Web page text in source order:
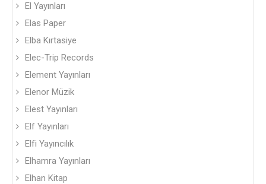
El Yayınları
Elas Paper
Elba Kırtasiye
Elec-Trip Records
Element Yayınları
Elenor Müzik
Elest Yayınları
Elf Yayınları
Elfi Yayıncılık
Elhamra Yayınları
Elhan Kitap